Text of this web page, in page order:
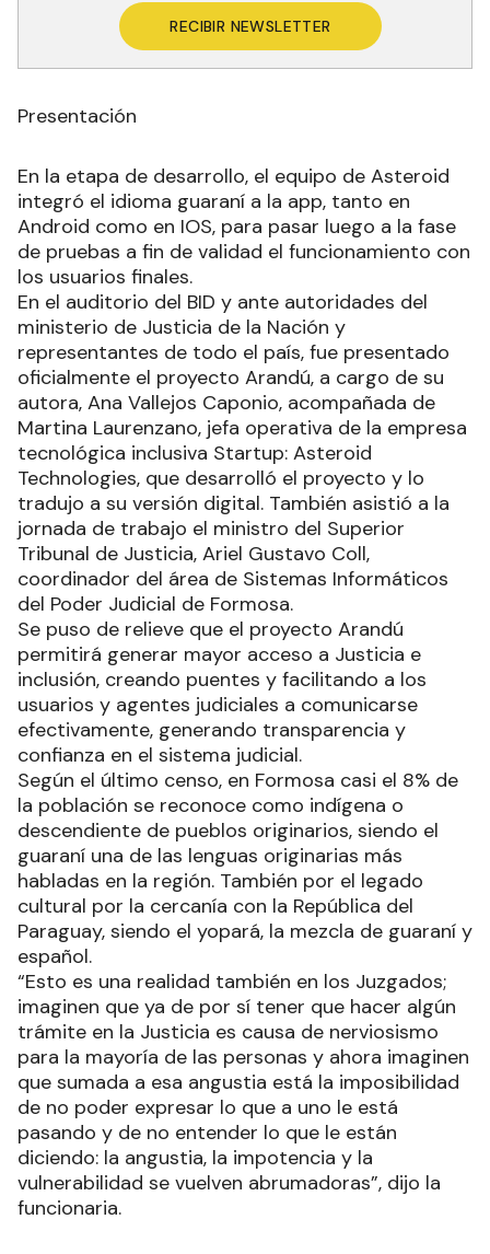
RECIBIR NEWSLETTER
Presentación
En la etapa de desarrollo, el equipo de Asteroid
integró el idioma guaraní a la app, tanto en
Android como en IOS, para pasar luego a la fase
de pruebas a fin de validad el funcionamiento con
los usuarios finales.
En el auditorio del BID y ante autoridades del
ministerio de Justicia de la Nación y
representantes de todo el país, fue presentado
oficialmente el proyecto Arandú, a cargo de su
autora, Ana Vallejos Caponio, acompañada de
Martina Laurenzano, jefa operativa de la empresa
tecnológica inclusiva Startup: Asteroid
Technologies, que desarrolló el proyecto y lo
tradujo a su versión digital. También asistió a la
jornada de trabajo el ministro del Superior
Tribunal de Justicia, Ariel Gustavo Coll,
coordinador del área de Sistemas Informáticos
del Poder Judicial de Formosa.
Se puso de relieve que el proyecto Arandú
permitirá generar mayor acceso a Justicia e
inclusión, creando puentes y facilitando a los
usuarios y agentes judiciales a comunicarse
efectivamente, generando transparencia y
confianza en el sistema judicial.
Según el último censo, en Formosa casi el 8% de
la población se reconoce como indígena o
descendiente de pueblos originarios, siendo el
guaraní una de las lenguas originarias más
habladas en la región. También por el legado
cultural por la cercanía con la República del
Paraguay, siendo el yopará, la mezcla de guaraní y
español.
“Esto es una realidad también en los Juzgados;
imaginen que ya de por sí tener que hacer algún
trámite en la Justicia es causa de nerviosismo
para la mayoría de las personas y ahora imaginen
que sumada a esa angustia está la imposibilidad
de no poder expresar lo que a uno le está
pasando y de no entender lo que le están
diciendo: la angustia, la impotencia y la
vulnerabilidad se vuelven abrumadoras”, dijo la
funcionaria.